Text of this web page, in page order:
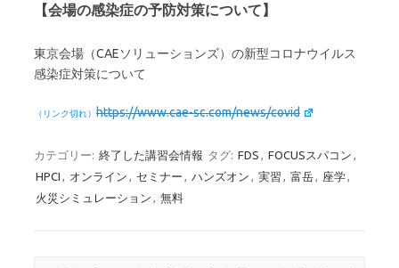
【会場の感染症の予防対策について】
東京会場（CAEソリューションズ）の新型コロナウイルス
感染症対策について
https://www.cae-sc.com/news/covid
カテゴリー: 終了した講習会情報 タグ: FDS , FOCUSスパコン ,
HPCI , オンライン , セミナー , ハンズオン , 実習 , 富岳, 座学,
火災シミュレーション , 無料